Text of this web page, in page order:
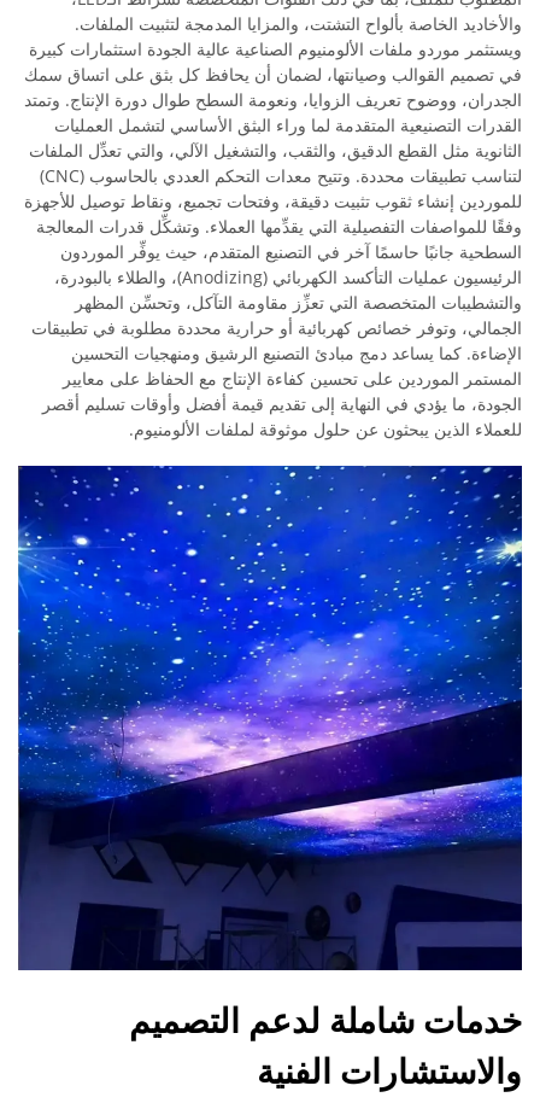
والأخاديد الخاصة بألواح التشتت، والمزايا المدمجة لتثبيت الملفات.
ويستثمر موردو ملفات الألومنيوم الصناعية عالية الجودة استثمارات كبيرة
في تصميم القوالب وصيانتها، لضمان أن يحافظ كل بثق على اتساق سمك
الجدران، ووضوح تعريف الزوايا، ونعومة السطح طوال دورة الإنتاج. وتمتد
القدرات التصنيعية المتقدمة لما وراء البثق الأساسي لتشمل العمليات
الثانوية مثل القطع الدقيق، والثقب، والتشغيل الآلي، والتي تعدِّل الملفات
لتناسب تطبيقات محددة. وتتيح معدات التحكم العددي بالحاسوب (CNC)
للموردين إنشاء ثقوب تثبيت دقيقة، وفتحات تجميع، ونقاط توصيل للأجهزة
وفقًا للمواصفات التفصيلية التي يقدِّمها العملاء. وتشكِّل قدرات المعالجة
السطحية جانبًا حاسمًا آخر في التصنيع المتقدم، حيث يوفِّر الموردون
الرئيسيون عمليات التأكسد الكهربائي (Anodizing)، والطلاء بالبودرة،
والتشطيبات المتخصصة التي تعزِّز مقاومة التآكل، وتحسِّن المظهر
الجمالي، وتوفر خصائص كهربائية أو حرارية محددة مطلوبة في تطبيقات
الإضاءة. كما يساعد دمج مبادئ التصنيع الرشيق ومنهجيات التحسين
المستمر الموردين على تحسين كفاءة الإنتاج مع الحفاظ على معايير
الجودة، ما يؤدي في النهاية إلى تقديم قيمة أفضل وأوقات تسليم أقصر
للعملاء الذين يبحثون عن حلول موثوقة لملفات الألومنيوم.
خدمات شاملة لدعم التصميم
والاستشارات الفنية